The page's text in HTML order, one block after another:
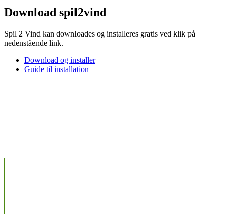
Download spil2vind
Spil 2 Vind kan downloades og installeres gratis ved klik på
nedenstående link.
Download og installer
Guide til installation